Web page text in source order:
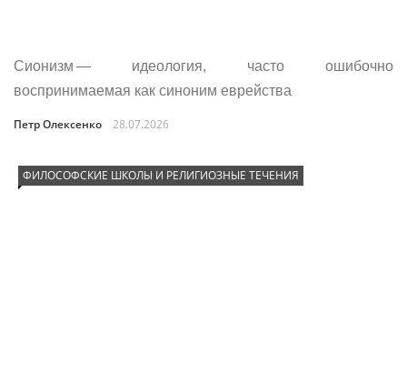
Сионизм — идеология, часто ошибочно
воспринимаемая как синоним еврейства
Петр Олексенко 28.07.2026
ФИЛОСОФСКИЕ ШКОЛЫ И РЕЛИГИОЗНЫЕ ТЕЧЕНИЯ